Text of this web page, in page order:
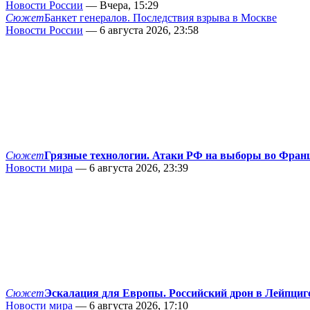
Новости России — Вчера, 15:29
СюжетБанкет генералов. Последствия взрыва в Москве
Новости России — 6 августа 2026, 23:58
СюжетГрязные технологии. Атаки РФ на выборы во
Новости мира — 6 августа 2026, 23:39
СюжетЭскалация для Европы. Российский дрон в
Новости мира — 6 августа 2026, 17:10